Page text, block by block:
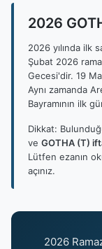
2026
2026 yılında ilk
Şubat 2026
Gecesi'dir. 19
Aynı zamanda
Bayramının ilk
Dikkat:
ve GOTHA (T)
Lütfen ezanın
açınız.
2026